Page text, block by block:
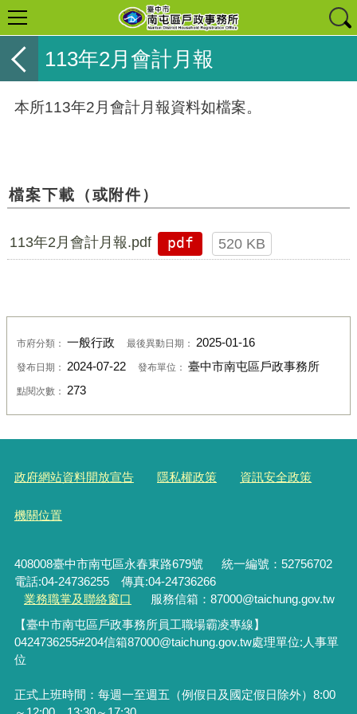
113年2月會計月報
本所113年2月會計月報資料如檔案。
檔案下載（或附件）
113年2月會計月報.pdf pdf 520 KB
市府分類： 一般行政 最後異動日期： 2025-01-16
發布日期： 2024-07-22 發布單位： 臺中市南屯區戶政事務所
點閱次數： 273
政府網站資料開放宣告 隱私權政策 資訊安全政策
機關位置
408008臺中市南屯區永春東路679號 統一編號：52756702
電話:04-24736255 傳真:04-24736266
業務職掌及聯絡窗口
服務信箱：87000@taichung.gov.tw
【臺中市南屯區戶政事務所員工職場霸凌專線】
0424736255#204信箱87000@taichung.gov.tw處理單位: 人事單
位
正式上班時間：每週一至週五（例假日及國定假日除外）8:00